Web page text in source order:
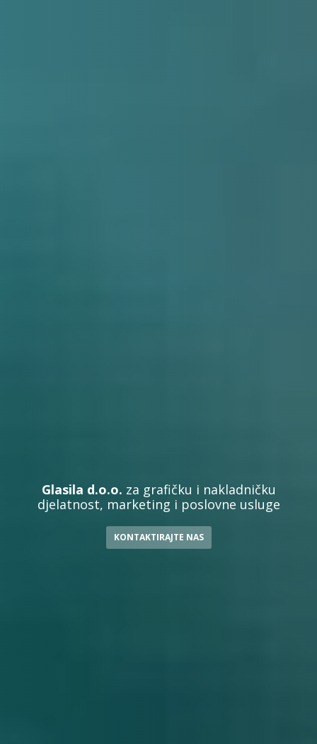
Glasila d.o.o. za grafičku i nakladničku
djelatnost, marketing i poslovne usluge
KONTAKTIRAJTE NAS